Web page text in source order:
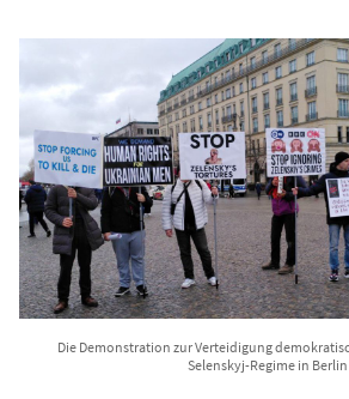
Die Demonstration zur Verteidigung
Selenskyj-Regime in Berlin